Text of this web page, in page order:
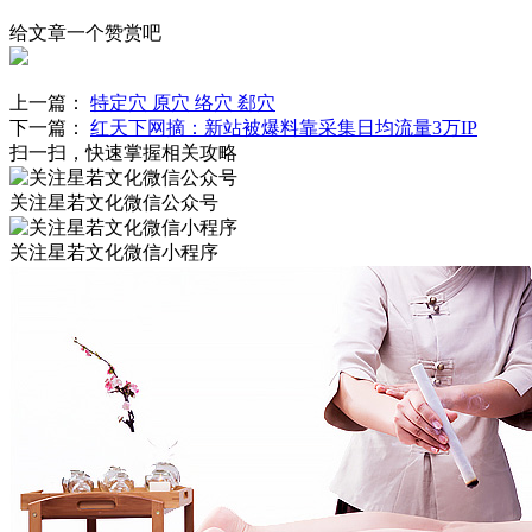
给文章一个赞赏吧
上一篇： 特定穴 原穴 络穴 郄穴
下一篇： 红天下网摘：新站被爆料靠采集日均流量3万IP​
扫一扫，快速掌握相关攻略
关注星若文化微信公众号
关注星若文化微信小程序